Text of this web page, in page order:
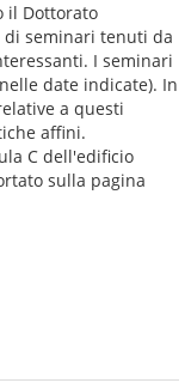
il Dottorato
di seminari tenuti da
I seminari
date indicate). In
a questi
affini.
C dell'edificio
sulla pagina